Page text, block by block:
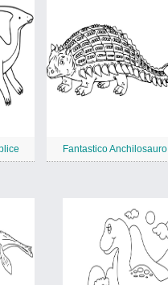
Fantastico Anchilosauro